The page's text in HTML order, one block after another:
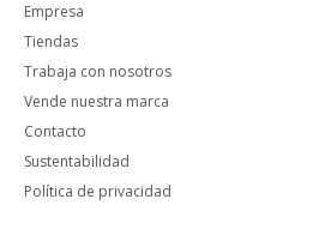
Empresa
Tiendas
Trabaja con nosotros
Vende nuestra marca
Contacto
Sustentabilidad
Política de privacidad